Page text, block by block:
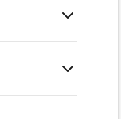
hodnoty